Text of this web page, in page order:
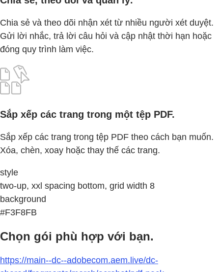
Chia sẻ và theo dõi nhận xét từ nhiều người xét duyệt.
Gửi lời nhắc, trả lời câu hỏi và cập nhật thời hạn hoặc
đóng quy trình làm việc.
Sắp xếp các trang trong một tệp PDF.
Sắp xếp các trang trong tệp PDF theo cách bạn muốn.
Xóa, chèn, xoay hoặc thay thế các trang.
style
two-up, xxl spacing bottom, grid width 8
background
#F3F8FB
Chọn gói phù hợp với bạn.
https://main--dc--adobecom.aem.live/dc-